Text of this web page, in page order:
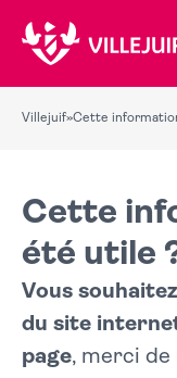
Villejuif»Cette
Cette
été utile
Vous
du site
page, merci